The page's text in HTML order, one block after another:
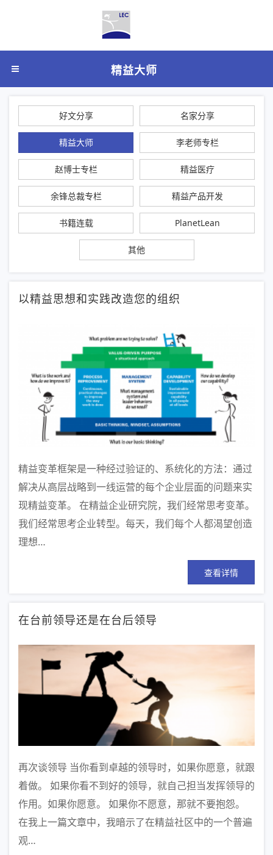
精益大师
好文分享 名家分享
精益大师 李老师专栏
赵博士专栏 精益医疗
余锋总裁专栏 精益产品开发
书籍连载 PlanetLean
其他
以精益思想和实践改造您的组织
精益变革框架是一种经过验证的、系统化的方法：通过
解决从高层战略到一线运营的每个企业层面的问题来实
现精益变革。 在精益企业研究院，我们经常思考变革。
我们经常思考企业转型。每天，我们每个人都渴望创造
理想…
查看详情
在台前领导还是在台后领导
再次谈领导 当你看到卓越的领导时，如果你愿意，就跟
着做。 如果你看不到好的领导，就自己担当发挥领导的
作用。如果你愿意。 如果你不愿意，那就不要抱怨。
在我上一篇文章中，我暗示了在精益社区中的一个普遍
观…